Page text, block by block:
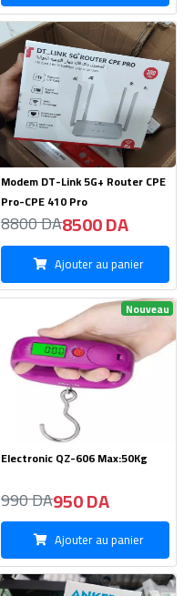
Modem DT-Link 5G+ Router CPE
Pro-CPE 410 Pro
8800 DA8500 DA
Ajouter au panier
Nouveau
Electronic QZ-606 Max:50Kg
990 DA950 DA
Ajouter au panier